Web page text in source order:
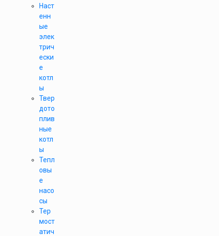
Наст
енн
ые
элек
трич
ески
е
котл
ы
Твер
дото
плив
ные
котл
ы
Тепл
овы
е
насо
сы
Тер
мост
атич